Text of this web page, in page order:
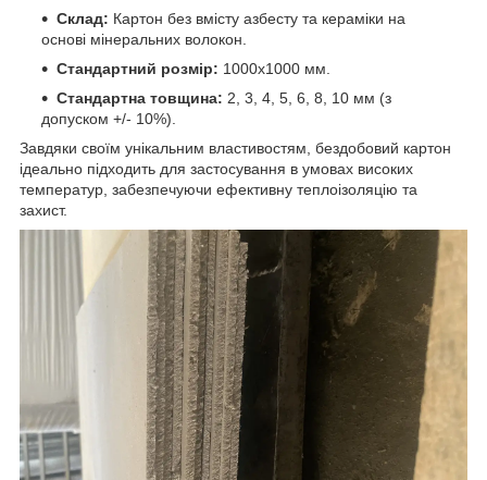
Склад: Картон без вмісту азбесту та кераміки на
основі мінеральних волокон.
Стандартний розмір: 1000х1000 мм.
Стандартна товщина: 2, 3, 4, 5, 6, 8, 10 мм (з
допуском +/- 10%).
Завдяки своїм унікальним властивостям, бездобовий картон
ідеально підходить для застосування в умовах високих
температур, забезпечуючи ефективну теплоізоляцію та
захист.